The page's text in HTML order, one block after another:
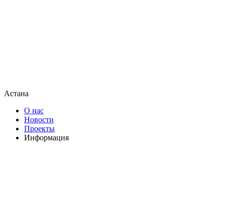
Астана
О нас
Новости
Проекты
Информация